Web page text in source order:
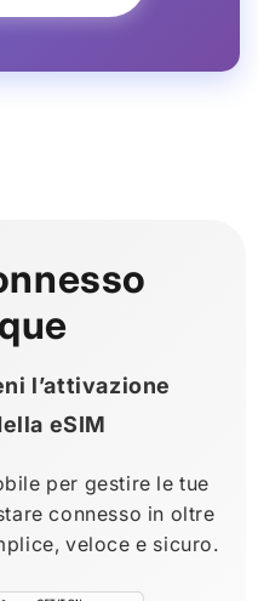
l’attivazione
eSIM
per gestire le tue
connesso in oltre
veloce e sicuro.